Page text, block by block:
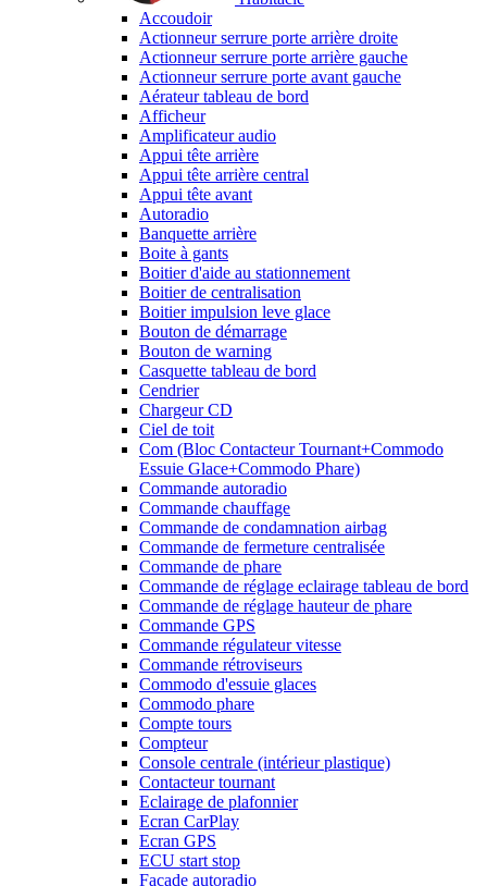
Accoudoir
Actionneur serrure porte arrière droite
Actionneur serrure porte arrière gauche
Actionneur serrure porte avant gauche
Aérateur tableau de bord
Afficheur
Amplificateur audio
Appui tête arrière
Appui tête arrière central
Appui tête avant
Autoradio
Banquette arrière
Boite à gants
Boitier d'aide au stationnement
Boitier de centralisation
Boitier impulsion leve glace
Bouton de démarrage
Bouton de warning
Casquette tableau de bord
Cendrier
Chargeur CD
Ciel de toit
Com (Bloc Contacteur Tournant+Commodo
Essuie Glace+Commodo Phare)
Commande autoradio
Commande chauffage
Commande de condamnation airbag
Commande de fermeture centralisée
Commande de phare
Commande de réglage eclairage tableau de bord
Commande de réglage hauteur de phare
Commande GPS
Commande régulateur vitesse
Commande rétroviseurs
Commodo d'essuie glaces
Commodo phare
Compte tours
Compteur
Console centrale (intérieur plastique)
Contacteur tournant
Eclairage de plafonnier
Ecran CarPlay
Ecran GPS
ECU start stop
Facade autoradio